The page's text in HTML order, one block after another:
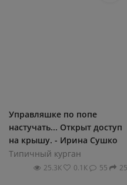
Управляшке по попе
настучать... Открыт доступ
на крышу. - Ирина Сушко
Типичный курган
25.3К 0.1К 55 25